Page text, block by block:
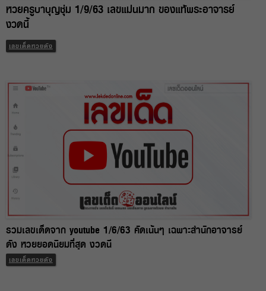
หวยครูบาบุญชุ่ม 1/9/63 เลขแม่นมาก ของแท้พระอาจารย์
งวดนี้
เลขเด็ดหวยดัง
รวมเลขเด็ดจาก youtube 1/6/63 คัดเน้นๆ เฉพาะสำนักอาจารย์
ดัง หวยยอดนิยมที่สุด งวดนี
เลขเด็ดหวยดัง